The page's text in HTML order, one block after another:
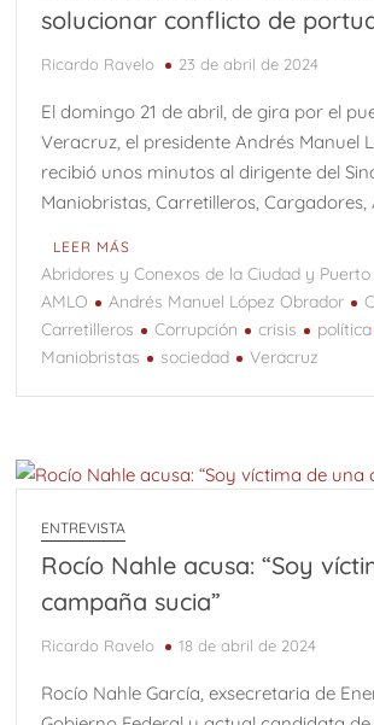
solucionar conflicto de
Ricardo Ravelo 23 de abril de 2024
El domingo 21 de abril, de gira por el
Veracruz, el presidente Andrés Manuel
recibió unos minutos al dirigente del
Maniobristas, Carretilleros, Cargadores,
LEER MÁS
Abridores y Conexos de la Ciudad y
AMLO
Andrés Manuel López Obrador
Carretilleros
Corrupción crisis política
Maniobristas
sociedad Veracruz
ENTREVISTA
Rocío Nahle acusa: “Soy
campaña sucia”
Ricardo Ravelo 18 de abril de 2024
Rocío Nahle García, exsecretaria de